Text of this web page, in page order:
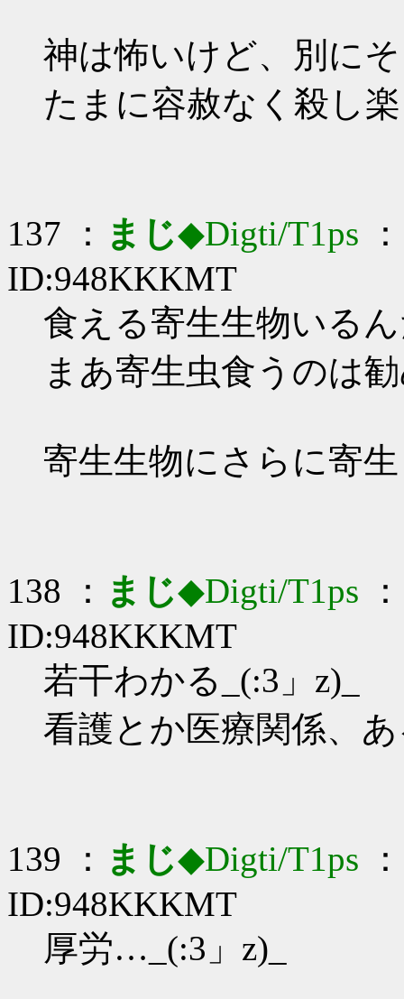
神は怖いけど、別に
たまに容赦なく殺し
137 ： まじ◆Digti/T1ps
ID:948KKKMT
食える寄生生物いる
まあ寄生虫食うのは
寄生生物にさらに寄
138 ： まじ◆Digti/T1ps
ID:948KKKMT
若干わかる_(:3」z)_
看護とか医療関係、
139 ： まじ◆Digti/T1ps
ID:948KKKMT
厚労…_(:3」z)_